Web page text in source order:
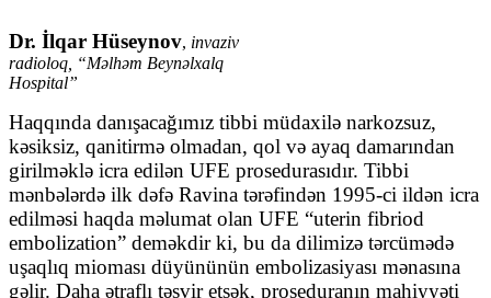
Dr. İlqar Hüseynov, invaziv
radioloq, “Məlhəm Beynəlxalq
Hospital”
Haqqında danışacağımız tibbi müdaxilə narkozsuz,
kəsiksiz, qanitirmə olmadan, qol və ayaq damarından
girilməklə icra edilən UFE prosedurasıdır. Tibbi
mənbələrdə ilk dəfə Ravina tərəfindən 1995-ci ildən icra
edilməsi haqda məlumat olan UFE “uterin fibriod
embolization” deməkdir ki, bu da dilimizə tərcümədə
uşaqlıq mioması düyününün embolizasiyası mənasına
gəlir. Daha ətraflı təsvir etsək, proseduranın mahiyyəti